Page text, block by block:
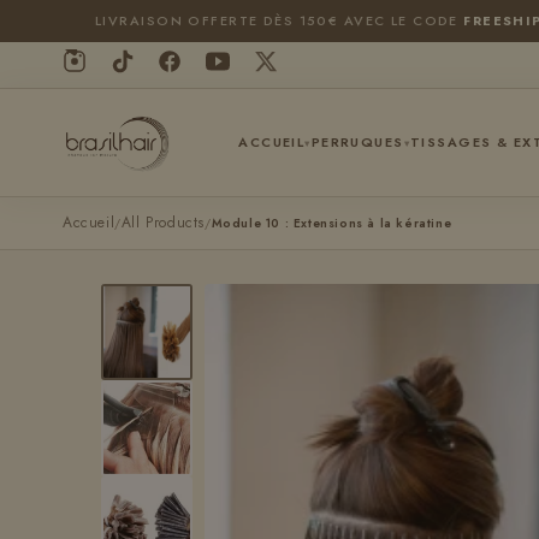
au
contenu
LIVRAISON OFFERTE DÈS 150€ AVEC LE CODE
ACCUEIL▾ PERRUQUES ▾TISSAGES &
Accueil/All Products/Module 10 : Extensions à la kératine